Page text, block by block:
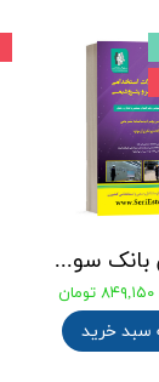
جامع ترین بانک سوالات استخدامی مهندسی شیمی، پلیمر و پتروشیمی
۸۴۹,۱۵۰ تومان
سبد خرید